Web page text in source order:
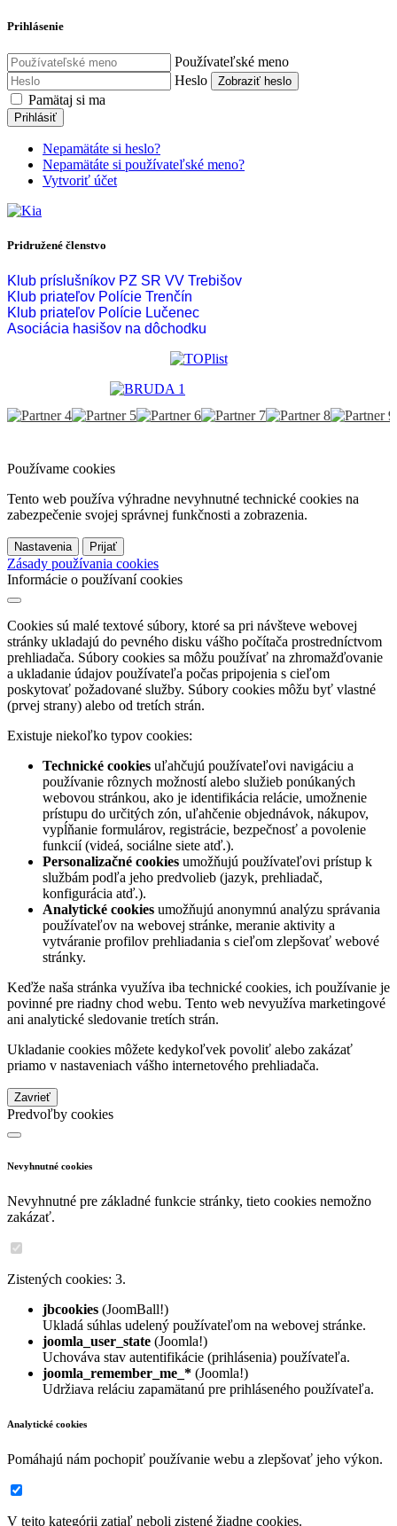
Prihlásenie
Používateľské meno
Heslo
Zobraziť heslo
Pamätaj si ma
Prihlásiť
Nepamätáte si heslo?
Nepamätáte si používateľské meno?
Vytvoriť účet
Pridružené členstvo
Klub príslušníkov PZ SR VV Trebišov
Klub priateľov Polície Trenčín
Klub priateľov Polície Lučenec
Asociácia hasišov na dôchodku
Používame cookies
Tento web používa výhradne nevyhnutné technické cookies na
zabezpečenie svojej správnej funkčnosti a zobrazenia.
Nastavenia Prijať
Zásady používania cookies
Informácie o používaní cookies
Cookies sú malé textové súbory, ktoré sa pri návšteve webovej
stránky ukladajú do pevného disku vášho počítača prostredníctvom
prehliadača. Súbory cookies sa môžu používať na zhromažďovanie
a ukladanie údajov používateľa počas pripojenia s cieľom
poskytovať požadované služby. Súbory cookies môžu byť vlastné
(prvej strany) alebo od tretích strán.
Existuje niekoľko typov cookies:
Technické cookies uľahčujú používateľovi navigáciu a
používanie rôznych možností alebo služieb ponúkaných
webovou stránkou, ako je identifikácia relácie, umožnenie
prístupu do určitých zón, uľahčenie objednávok, nákupov,
vypĺňanie formulárov, registrácie, bezpečnosť a povolenie
funkcií (videá, sociálne siete atď.).
Personalizačné cookies umožňujú používateľovi prístup k
službám podľa jeho predvolieb (jazyk, prehliadač,
konfigurácia atď.).
Analytické cookies umožňujú anonymnú analýzu správania
používateľov na webovej stránke, meranie aktivity a
vytváranie profilov prehliadania s cieľom zlepšovať webové
stránky.
Keďže naša stránka využíva iba technické cookies, ich používanie je
povinné pre riadny chod webu. Tento web nevyužíva marketingové
ani analytické sledovanie tretích strán.
Ukladanie cookies môžete kedykoľvek povoliť alebo zakázať
priamo v nastaveniach vášho internetového prehliadača.
Zavrieť
Predvoľby cookies
Nevyhnutné cookies
Nevyhnutné pre základné funkcie stránky, tieto cookies nemožno
zakázať.
Zistených cookies: 3.
jbcookies (JoomBall!)
Ukladá súhlas udelený používateľom na webovej stránke.
joomla_user_state (Joomla!)
Uchováva stav autentifikácie (prihlásenia) používateľa.
joomla_remember_me_* (Joomla!)
Udržiava reláciu zapamätanú pre prihláseného používateľa.
Analytické cookies
Pomáhajú nám pochopiť používanie webu a zlepšovať jeho výkon.
V tejto kategórii zatiaľ neboli zistené žiadne cookies.